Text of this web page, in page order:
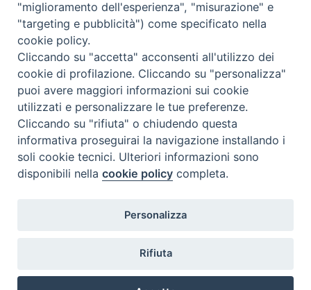
Contatti & Info
C.ne Aurelia, 50 – 00165 Roma
Contatti
Scrivi a: cnvf@chiesacattolica.it
"miglioramento dell'esperienza", "misurazione" e
"targeting e pubblicità") come specificato nella
cookie policy.
Cliccando su "accetta" acconsenti all'utilizzo dei
cookie di profilazione. Cliccando su "personalizza"
puoi avere maggiori informazioni sui cookie
utilizzati e personalizzare le tue preferenze.
Cliccando su "rifiuta" o chiudendo questa
informativa proseguirai la navigazione installando i
soli cookie tecnici. Ulteriori informazioni sono
disponibili nellacookie policy completa.
Personalizza
Rifiuta